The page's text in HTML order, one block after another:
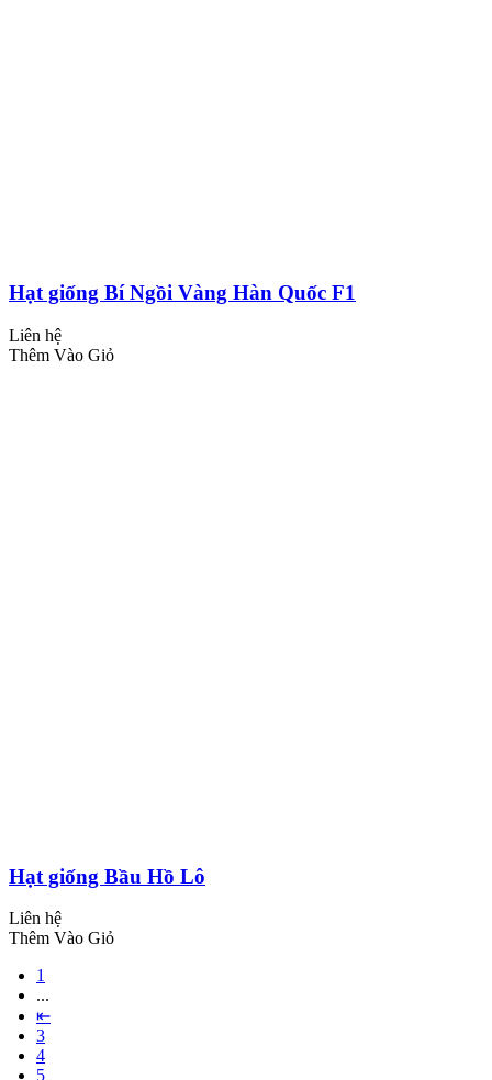
Hạt giống Bí Ngồi Vàng Hàn Quốc F1
Liên hệ
Thêm Vào Giỏ
Hạt giống Bầu Hồ Lô
Liên hệ
Thêm Vào Giỏ
1
...
⇤
3
4
5